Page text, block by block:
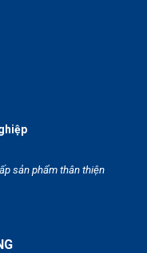
sản phẩm thân thiện